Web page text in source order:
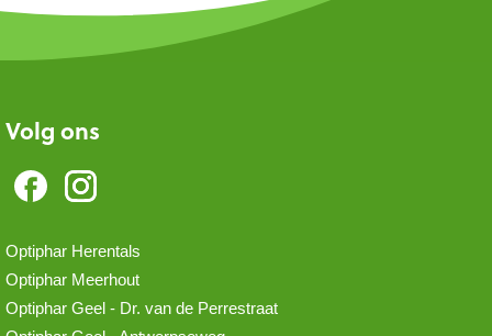
Volg ons
Optiphar Herentals
Optiphar Meerhout
Optiphar Geel - Dr. van de Perrestraat